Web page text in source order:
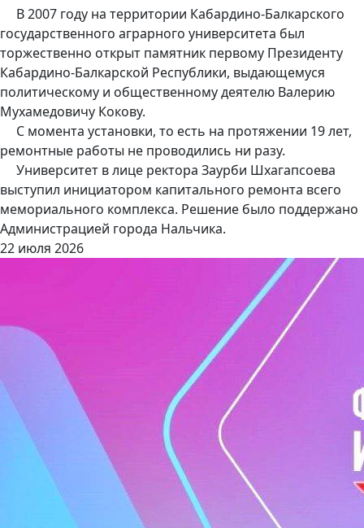
В 2007 году на территории Кабардино-Балкарского
государственного аграрного университета был
торжественно открыт памятник первому Президенту
Кабардино-Балкарской Республики, выдающемуся
политическому и общественному деятелю Валерию
Мухамедовичу Кокову.
С момента установки, то есть на протяжении 19 лет,
ремонтные работы не проводились ни разу.
Университет в лице ректора Заурби Шхагапсоева
выступил инициатором капитального ремонта всего
мемориального комплекса. Решение было поддержано
Администрацией города Нальчика.
22 июля 2026